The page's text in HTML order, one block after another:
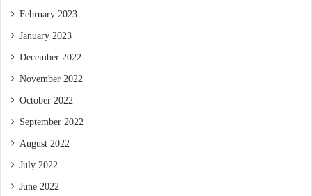
February 2023
January 2023
December 2022
November 2022
October 2022
September 2022
August 2022
July 2022
June 2022